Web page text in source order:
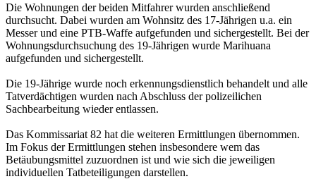
Die Wohnungen der beiden Mitfahrer wurden anschließend
durchsucht. Dabei wurden am Wohnsitz des 17-Jährigen u.a. ein
Messer und eine PTB-Waffe aufgefunden und sichergestellt. Bei der
Wohnungsdurchsuchung des 19-Jährigen wurde Marihuana
aufgefunden und sichergestellt.
Die 19-Jährige wurde noch erkennungsdienstlich behandelt und alle
Tatverdächtigen wurden nach Abschluss der polizeilichen
Sachbearbeitung wieder entlassen.
Das Kommissariat 82 hat die weiteren Ermittlungen übernommen.
Im Fokus der Ermittlungen stehen insbesondere wem das
Betäubungsmittel zuzuordnen ist und wie sich die jeweiligen
individuellen Tatbeteiligungen darstellen.